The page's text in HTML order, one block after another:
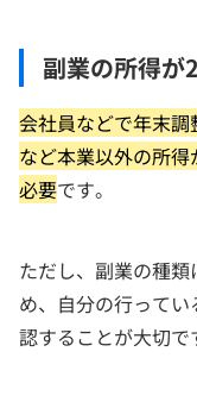
副業の所得が
会社員などで年末
など本業以外の所
必要です。
ただし、副業の種
め、自分の行って
認することが大切で